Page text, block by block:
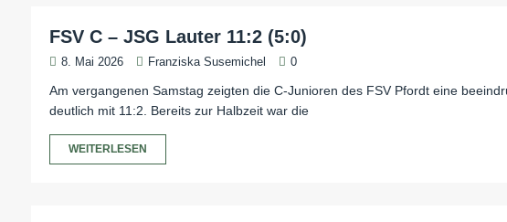
FSV C – JSG Lauter 11:2 (5:0)
8. Mai 2026 Franziska Susemichel 0
Am vergangenen Samstag zeigten die C-Junioren des FSV Pfordt eine
deutlich mit 11:2. Bereits zur Halbzeit war die
WEITERLESEN